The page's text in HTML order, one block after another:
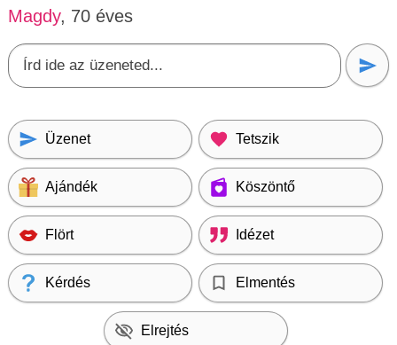
Magdy, 70 éves
Üzenet Tetszik
Ajándék Köszöntő
Flört Idézet
Kérdés Elmentés
Elrejtés